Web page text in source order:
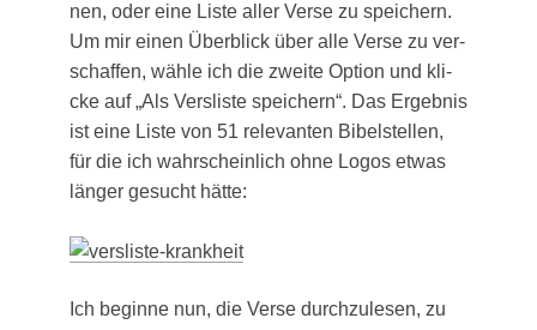
nen, oder eine Lis­te aller Ver­se zu spei­chern.
Um mir einen Über­blick über alle Ver­se zu ver­
schaf­fen, wäh­le ich die zwei­te Opti­on und kli­
cke auf „Als Vers­lis­te spei­chern“. Das Ergeb­nis
ist eine Lis­te von 51 rele­van­ten Bibel­stel­len,
für die ich wahr­schein­lich ohne Logos etwas
län­ger gesucht hätte:
Ich begin­ne nun, die Ver­se durch­zu­le­sen, zu